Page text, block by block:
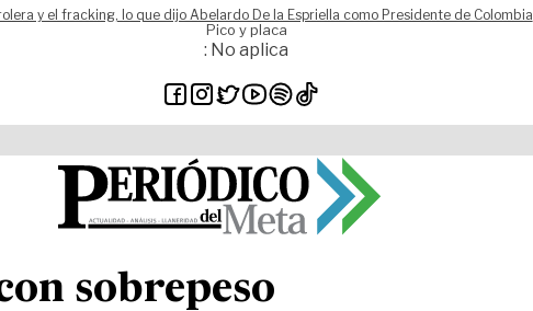
y el fracking, lo que dijo Abelardo De la Espriella como Presidente de Colombia
Pico y placa
: No aplica
sobrepeso